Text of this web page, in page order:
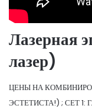
Лазерная
лазер)
ЦЕНЫ НА
ЭСТЕТИСТА!) ; СЕТ 1: